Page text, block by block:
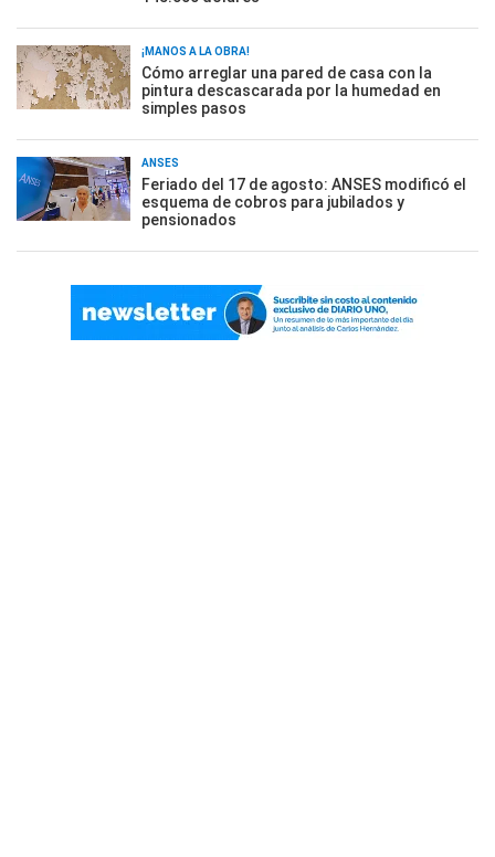
¡MANOS A LA OBRA!
Cómo arreglar una pared de casa con la
pintura descascarada por la humedad en
simples pasos
ANSES
Feriado del 17 de agosto: ANSES modificó el
esquema de cobros para jubilados y
pensionados